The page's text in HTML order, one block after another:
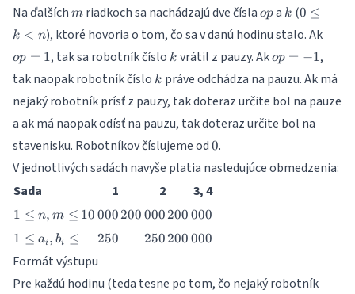
Na ďalších m
m riadkoch sa nachádzajú dve čísla op
opa k
k (0
k
<
n
0 ≤
k < n), ktoré hovoria o tom, čo sa v danú hodinu stalo. Akop
1
op = 1, tak sa robotník číslo k
k vrátil z pauzy. Akop
-1
op = −1,
tak naopak robotník číslo k
k práve odchádza na pauzu. Ak má
nejaký robotník prísť z pauzy, tak doteraz určite bol na pauze
a ak má naopak odísť na pauzu, tak doteraz určite bol na
stavenisku. Robotníkov číslujeme od 0
0.
V jednotlivých sadách navyše platia nasledujúce obmedzenia:
Sada
1 2 3, 4
1
n,m
\leq
1 ≤ n, m ≤ 10\,000
10 000 200\,000
200 000 200\,000
200 000
1
a_i,
b_i
1 ≤ ai, bi ≤ 250
250 250
250 200\,000
200 000
Formát výstupu
Pre každú hodinu (teda tesne po tom, čo nejaký robotník